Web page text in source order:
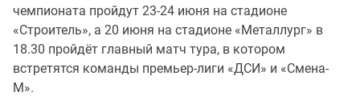
чемпионата пройдут 23-24 июня на стадионе
«Строитель», а 20 июня на стадионе «Металлург» в
18.30 пройдёт главный матч тура, в котором
встретятся команды премьер-лиги «ДСИ» и «Смена-
М».